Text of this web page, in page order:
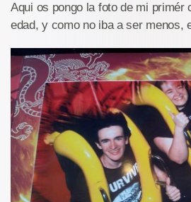
Aqui os pongo la foto de mi primér
edad, y como no iba a ser menos,